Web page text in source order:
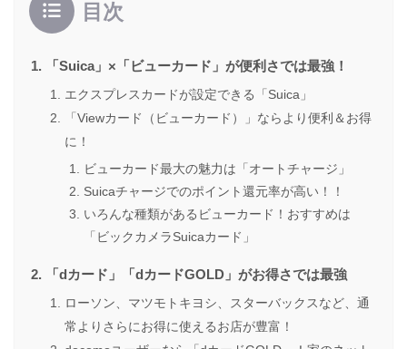
目次
「Suica」×「ビューカード」が便利さでは最強！
エクスプレスカードが設定できる「Suica」
「Viewカード（ビューカード）」ならより便利＆お得
に！
ビューカード最大の魅力は「オートチャージ」
Suicaチャージでのポイント還元率が高い！！
いろんな種類があるビューカード！おすすめは
「ビックカメラSuicaカード」
「dカード」「dカードGOLD」がお得さでは最強
ローソン、マツモトキヨシ、スターバックスなど、通
常よりさらにお得に使えるお店が豊富！